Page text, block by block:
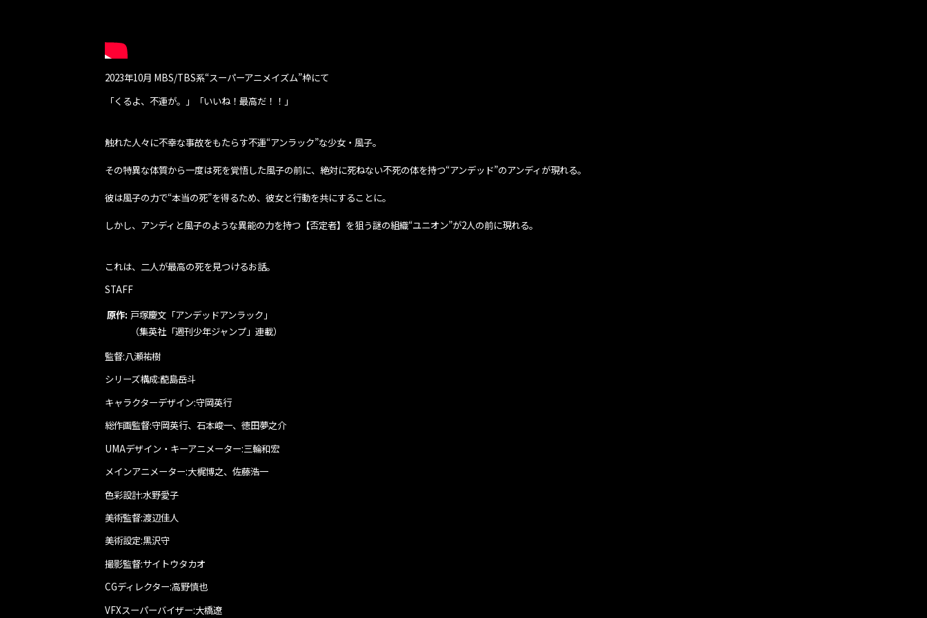
2023年10月 MBS/TBS系“スーパーアニメイズム”枠にて
「くるよ、不運が。」「いいね！最高だ！！」
触れた人々に不幸な事故をもたらす不運“アンラック”な少女・風子。
その特異な体質から一度は死を覚悟した風子の前に、絶対に死ねない不死の体を持つ“アンデッド”のアンディが現れる。
彼は風子の力で“本当の死”を得るため、彼女と行動を共にすることに。
しかし、アンディと風子のような異能の力を持つ【否定者】を狙う謎の組織“ユニオン”が2人の前に現れる。
これは、二人が最高の死を見つけるお話。
STAFF
原作: 戸塚慶文「アンデッドアンラック」
（集英社「週刊少年ジャンプ」連載）
監督:八瀬祐樹
シリーズ構成:蓜島岳斗
キャラクターデザイン:守岡英行
総作画監督:守岡英行、石本峻一、徳田夢之介
UMAデザイン・キーアニメーター:三輪和宏
メインアニメーター:大梶博之、佐藤浩一
色彩設計:水野愛子
美術監督:渡辺佳人
美術設定:黒沢守
撮影監督:サイトウタカオ
CGディレクター:高野慎也
VFXスーパーバイザー:大橋遼